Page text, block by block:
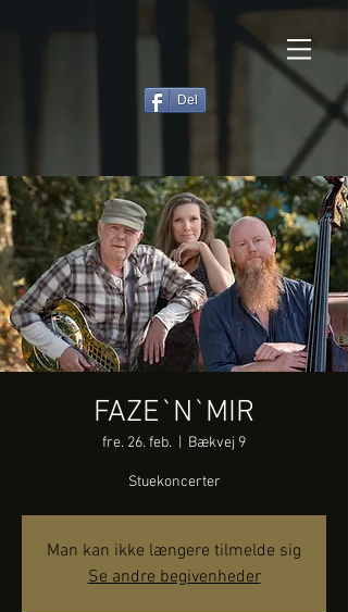
Del
FAZE`N`MIR
fre. 26. feb. Bækvej 9
Stuekoncerter
Man kan ikke længere tilmelde sig
Se andre begivenheder